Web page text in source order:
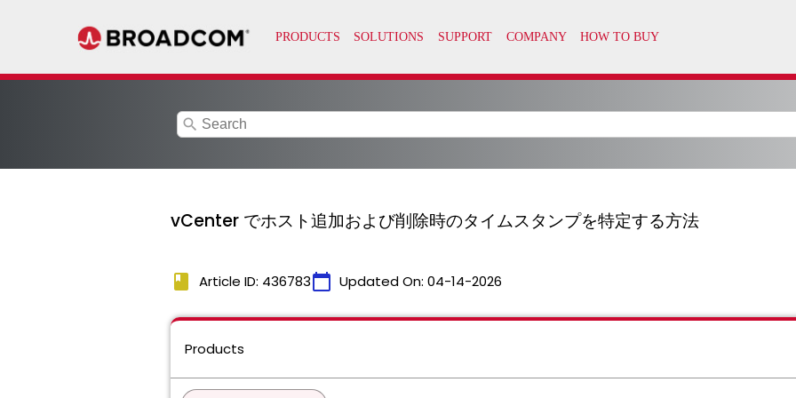
search
vCenter でホスト追加および削除時のタイムスタンプを特定する方法
book Article ID: 436783calendar_today Updated On: 04-14-2026
Products